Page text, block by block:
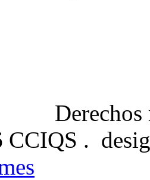
CCIQS .